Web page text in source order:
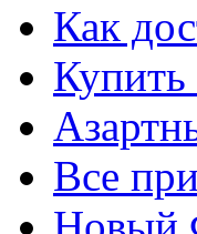
Как
Купить
Все